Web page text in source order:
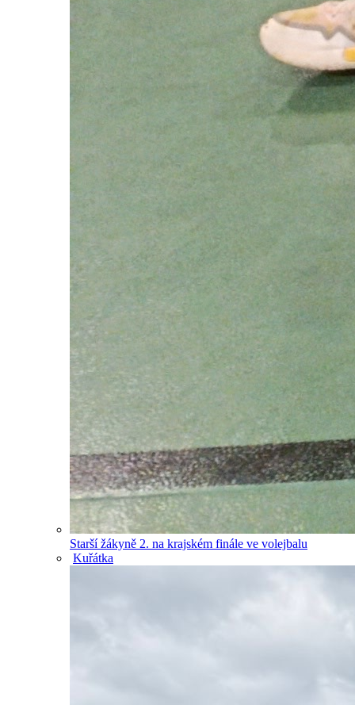
Starší žákyně 2. na krajském finále ve volejbalu
Kuřátka